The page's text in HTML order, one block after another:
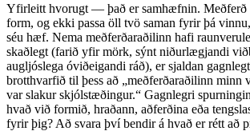
Yfirleitt hvorugt — það er samhæfnin. Meðferð
form, og ekki passa öll tvö saman fyrir þá
séu hæf. Nema meðferðaraðilinn hafi
skaðlegt (farið yfir mörk, sýnt niðurlægjandi
augljóslega óviðeigandi ráð), er sjaldan
brotthvarfið til þess að „meðferðaraðilinn minn
var slakur skjólstæðingur.“ Gagnlegri
hvað við formið, hraðann, aðferðina eða
fyrir þig? Að svara því bendir á hvað er rétt að